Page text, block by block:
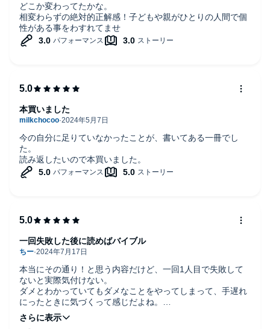
第５章 子育てがつらい科学的理由と対処法
ください。
©Tomohiro Hoshi (P)2024 Audible, Inc.
どこか変わってたかな。
相変わらずの絶対的正解感！子どもや親がひとりの人間で個
性がある事をわすれてませ
今の自分に足りていなかったことが、書いてある一冊でし
た。
読み返したいので本買いました。
本買いました
本当にその通り！と思う内容だけど、一回1人目で失敗して
ないと実際気付けない。
ダメとわかっていてもダメなことをやってしまって、手遅れ
にったときに気づくって感じだよね。
それでこういう本を読んで「あの時こうしていれば」と思う
んだな。
一回失敗した後に読めばバイブル